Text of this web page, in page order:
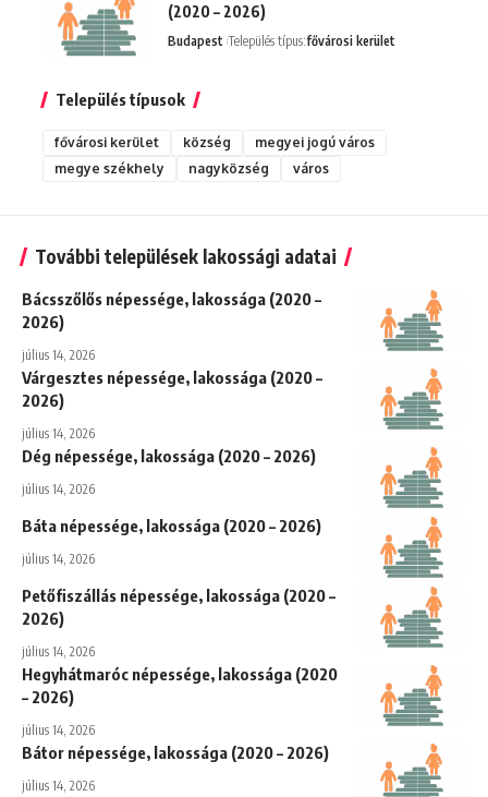
(2020 – 2026)
Budapest Település típus:fővárosi kerület
Település típusok
fővárosi kerület község
megyei jogú város
megye székhely
nagyközség város
További települések lakossági adatai
Bácsszőlős népessége, lakossága (2020 –
2026)
július 14, 2026
Várgesztes népessége, lakossága (2020 –
2026)
július 14, 2026
Dég népessége, lakossága (2020 – 2026)
július 14, 2026
Báta népessége, lakossága (2020 – 2026)
július 14, 2026
Petőfiszállás népessége, lakossága (2020 –
2026)
július 14, 2026
Hegyhátmaróc népessége, lakossága (2020
– 2026)
július 14, 2026
Bátor népessége, lakossága (2020 – 2026)
július 14, 2026